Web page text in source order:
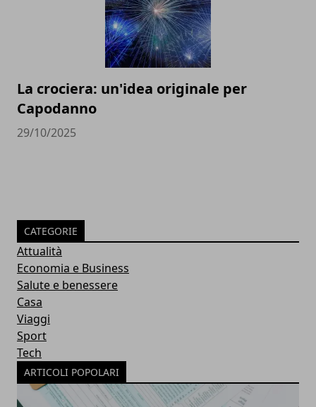
La crociera: un'idea originale per
Capodanno
29/10/2025
CATEGORIE
Attualità
Economia e Business
Salute e benessere
Casa
Viaggi
Sport
Tech
ARTICOLI POPOLARI